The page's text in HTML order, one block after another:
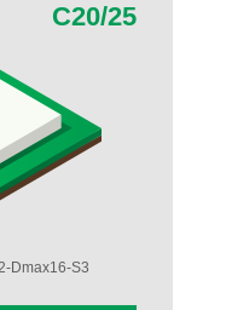
C20/25
Dmax16-S3